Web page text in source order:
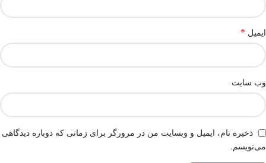
ایمیل *
وب‌ سایت
ذخیره نام، ایمیل و وبسایت من در مرورگر برای زمانی که دوباره دیدگاهی
می‌نویسم.